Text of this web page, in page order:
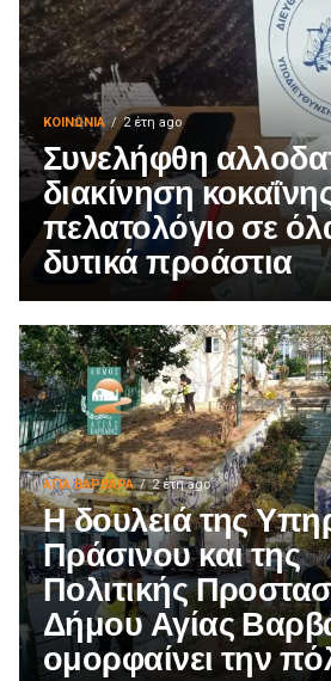
ΚΟΙΝΩΝΊΑ 2 έτη ago
Συνελήφθη
διακίνηση
πελατολόγιο σε
δυτικά προάστια
ΑΓΙΑ ΒΑΡΒΑΡΑ 2 έτη ago
Η δουλειά της
Πράσινου και της
Πολιτικής
Δήμου Αγίας
ομορφαίνει την